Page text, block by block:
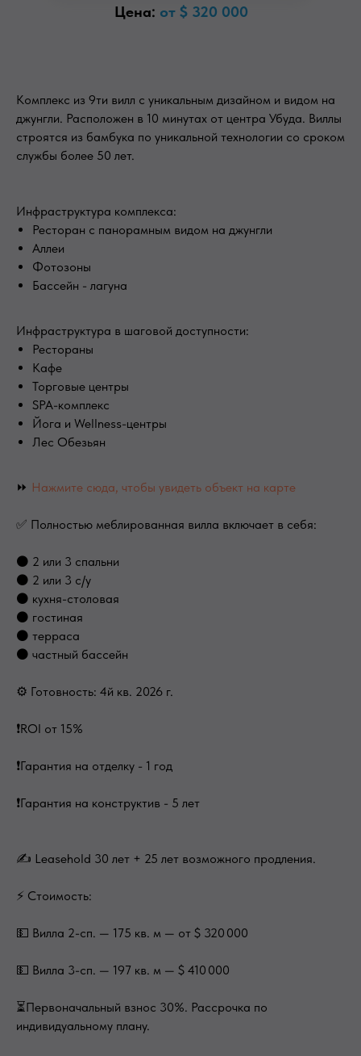
Цена: от $ 320 000
Комплекс из 9ти вилл с уникальным дизайном и видом на
джунгли. Расположен в 10 минутах от центра Убуда. Виллы
строятся из бамбука по уникальной технологии со сроком
службы более 50 лет.
Инфраструктура комплекса:
Ресторан с панорамным видом на джунгли
Аллеи
Фотозоны
Бассейн - лагуна
Инфраструктура в шаговой доступности:
Рестораны
Кафе
Торговые центры
SPA-комплекс
Йога и Wellness-центры
Лес Обезьян
⏩ Нажмите сюда, чтобы увидеть объект на карте
✅ Полностью меблированная вилла включает в себя:
⚫ 2 или 3 спальни
⚫ 2 или 3 с/у
⚫ кухня-столовая
⚫ гостиная
⚫ терраса
⚫ частный бассейн
⚙ Готовность: 4й кв. 2026 г.
❗️ROI от 15%
❗️Гарантия на отделку - 1 год
❗️Гарантия на конструктив - 5 лет
✍ Leasehold 30 лет + 25 лет возможного продления.
⚡ Стоимость:
💵 Вилла 2-сп. — 175 кв. м — от $ 320 000
💵 Вилла 3-сп. — 197 кв. м — $ 410 000
⏳Первоначальный взнос 30%. Рассрочка по
индивидуальному плану.